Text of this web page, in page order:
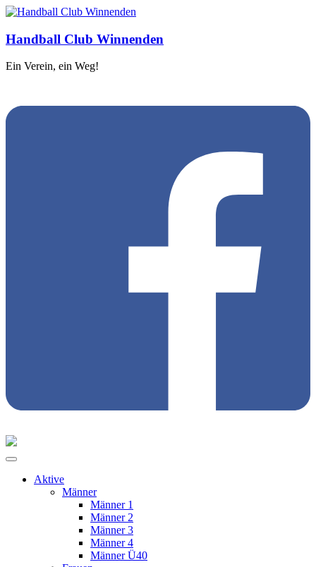
Handball Club Winnenden
Ein Verein, ein Weg!
Aktive
Männer
Männer 1
Männer 2
Männer 3
Männer 4
Männer Ü40